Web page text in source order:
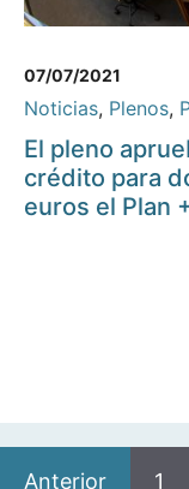
07/07/2021
Noticias, Plenos,
El pleno
crédito para
euros el Plan
Anterior 1